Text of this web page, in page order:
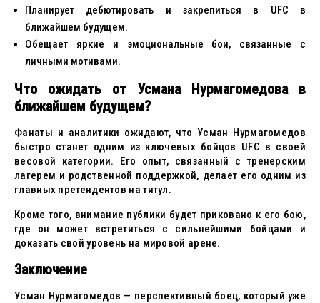
Планирует дебютировать и закрепиться в UFC в
ближайшем будущем.
Обещает яркие и эмоциональные бои, связанные с
личными мотивами.
Что ожидать от Усмана Нурмагомедова в
ближайшем будущем?
Фанаты и аналитики ожидают, что Усман Нурмагомедов
быстро станет одним из ключевых бойцов UFC в своей
весовой категории. Его опыт, связанный с тренерским
лагерем и родственной поддержкой, делает его одним из
главных претендентов на титул.
Кроме того, внимание публики будет приковано к его бою,
где он может встретиться с сильнейшими бойцами и
доказать свой уровень на мировой арене.
Заключение
Усман Нурмагомедов — перспективный боец, который уже